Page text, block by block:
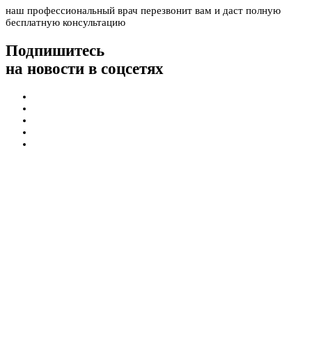
наш профессиональный врач перезвонит вам и даст полную
бесплатную консультацию
Подпишитесь
на новости в соцсетях